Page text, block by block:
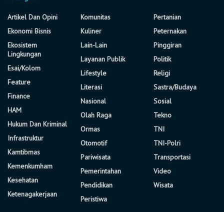
Artikel Dan Opini
Ekonomi Bisnis
Ekosistem
Lingkungan
Esai/Kolom
Feature
Finance
HAM
Hukum Dan Kriminal
Infrastruktur
Kamtibmas
Kemenkumham
Kesehatan
Ketenagakerjaan
Komunitas
Kuliner
Lain-Lain
Layanan Publik
Lifestyle
Literasi
Nasional
Olah Raga
Ormas
Otomotif
Pariwisata
Pemerintahan
Pendidikan
Peristiwa
Pertanian
Peternakan
Pinggiran
Politik
Religi
Sastra/Budaya
Sosial
Tekno
TNI
TNI-Polri
Transportasi
Video
Wisata